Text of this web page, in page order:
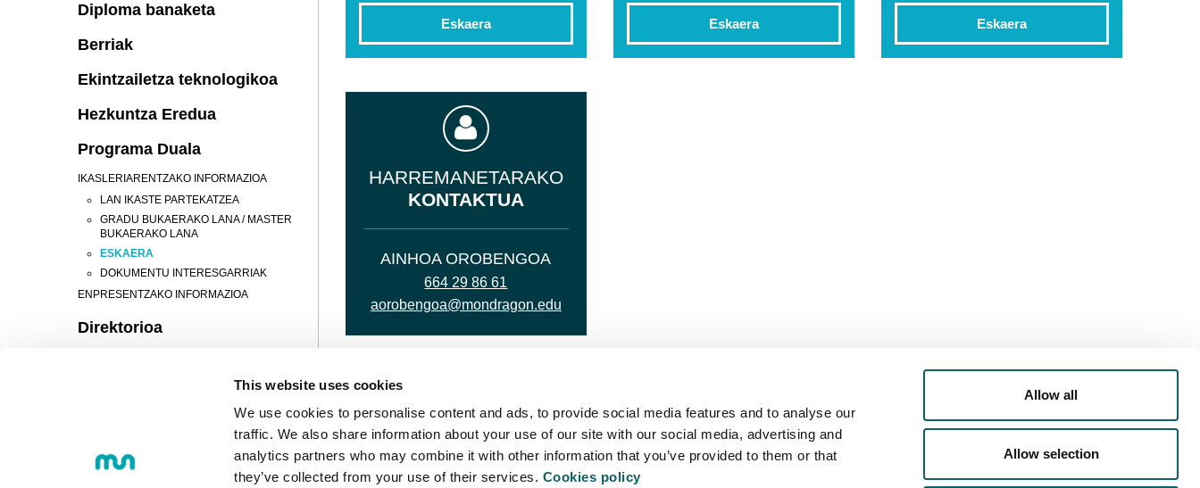
This website uses cookies
We use cookies to personalise content and ads, to provide social media features and to analyse our
traffic. We also share information about your use of our site with our social media, advertising and
analytics partners who may combine it with other information that you’ve provided to them or that
they’ve collected from your use of their services. Cookies policy
Allow all
Allow selection
Eskaera Eskaera Eskaera
HARREMANETARAKO
KONTAKTUA
AINHOA OROBENGOA
664 29 86 61
aorobengoa@mondragon.edu
Diploma banaketa
Berriak
Ekintzailetza teknologikoa
Hezkuntza Eredua
Programa Duala
IKASLERIARENTZAKO INFORMAZIOA
LAN IKASTE PARTEKATZEA
GRADU BUKAERAKO LANA / MASTER
BUKAERAKO LANA
ESKAERA
DOKUMENTU INTERESGARRIAK
ENPRESENTZAKO INFORMAZIOA
Direktorioa
Harremanetarako kontaktua
Bizitza unibertsitarioa